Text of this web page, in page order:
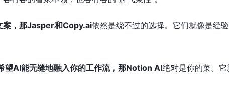
案，那Jasper和Copy.ai依然是绕不过的选择。它们就像是经
望AI能无缝地融入你的工作流，那Notion AI绝对是你的菜。